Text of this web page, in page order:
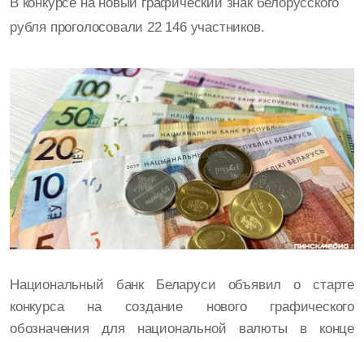
В конкурсе на новый графический знак белорусского
рубля проголосовали 22 146 участников.
Национальный банк Беларуси объявил о старте
конкурса на создание нового графического
обозначения для национальной валюты в конце